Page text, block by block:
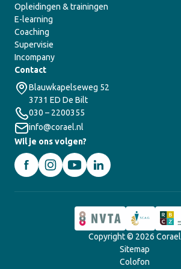
Opleidingen & trainingen
E-learning
Coaching
Supervisie
Incompany
Contact
Blauwkapelseweg 52
3731 ED De Bilt
030 – 2200355
info@corael.nl
Wil je ons volgen?
Copyright © 2026 Corael
Sitemap
Colofon